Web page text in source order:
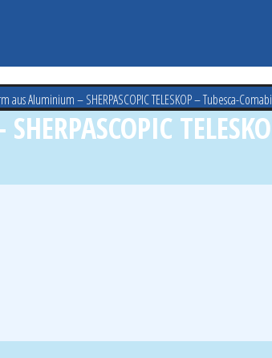
aus Aluminium – SHERPASCOPIC TELESKOP – Tubesca-Comabi